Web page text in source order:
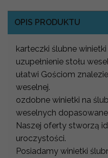
OPIS PRODUKTU
karteczki ślubne
uzupełnienie stołu
ułatwi Gościom
weselnej.
ozdobne winietki na
weselnych
Naszej oferty stworzą
uroczystości.
Posiadamy winietki